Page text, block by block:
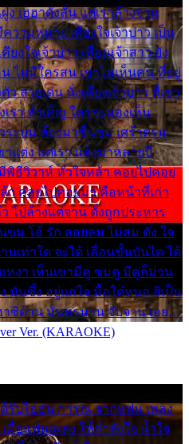
เฮฮาดังลั่น แต่เราล้างจาน
วามหมาย เคียงใจเจ้าบ่าว เป็น
งใจเจ้าบ่าว เพื่อนเจ้าสาว ยัง
ไม่มีใครสน เขาไม่เห็นคน ที่อยู่
ว สวยเด่น นั่งเคียงเจ้าบ่าว ที่เขา
เรา ลำเค็ญ ใครจะมองเห็น
ระบม ต้องมาขื่นขม เศร้าตรม
แต่ง แต่เรา แล้งมาหลายปี
พิธีวิวาห์ หัวใจหล้า คอยไปคอย
า คอยไปคอยมา คือหน้าที่เก่า
ไปล้างแต่จาน ดั่งถูกประหาร
ขม โอ้ รัก ลอยลม ไม่สม ดัง ใจ
นเท่าใด จะได้ เลื่อนขั้นบันได ได้
หงา เห็นเขามีคู่ ซมดู มีคู่ก็ม่วน
มันซึ้ง อยู่แก่ใจ มื้อใด๋หนอ สิเป็น
าซิด้าน มันทรมาน จับจาน เอย…
Ver. (KARAOKE)
รับไออุ่น การุณ จากแฟน เพลง
มื่อแฟนเพลง ให้กำลังใจ น้ำใจ